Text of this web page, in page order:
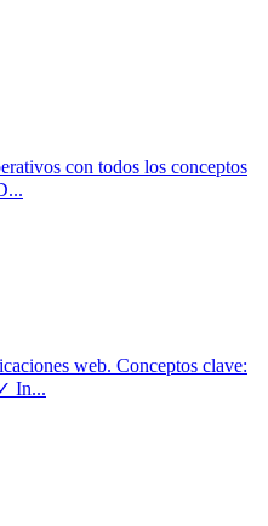
con todos los conceptos
...
web. Conceptos clave:
In...